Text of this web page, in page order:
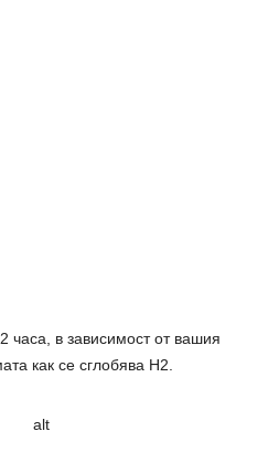
часа, в зависимост от вашия
как се сглобява H2.